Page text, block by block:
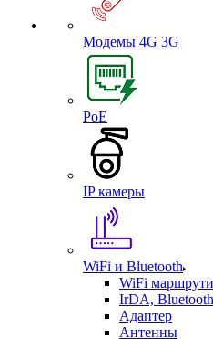
Модемы 4G 3G
PoE
IP камеры
WiFi и Bluetooth
WiFi
IrDA, Bluetooth
Адаптер
Антенны